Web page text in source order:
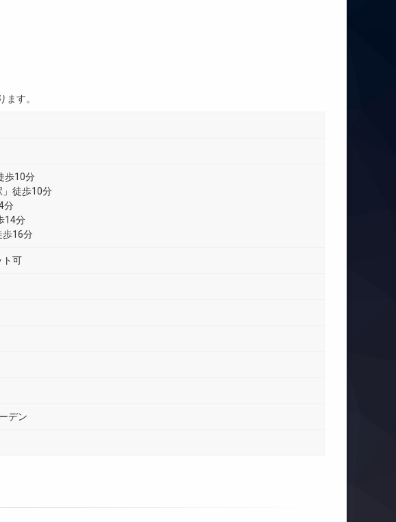
す。
歩10分
」徒歩10分
分
14分
歩16分
ト可
デン